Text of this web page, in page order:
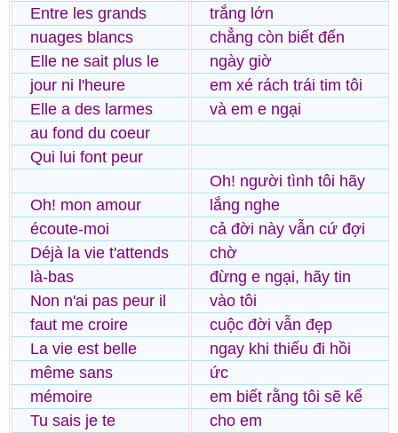
Entre les grands
nuages blancs
Elle ne sait plus le
jour ni l'heure
Elle a des larmes
au fond du coeur
Qui lui font peur
Oh! mon amour
écoute-moi
Déjà la vie t'attends
là-bas
Non n'ai pas peur il
faut me croire
La vie est belle
même sans
mémoire
Tu sais je te
trắng lớn
chẳng còn biết đến
ngày giờ
em xé rách trái tim tôi
và em e ngại
Oh! người tình tôi hãy
lắng nghe
cả đời này vẫn cứ đợi
chờ
đừng e ngại, hãy tin
vào tôi
cuộc đời vẫn đẹp
ngay khi thiếu đi hồi
ức
em biết rằng tôi sẽ kể
cho em